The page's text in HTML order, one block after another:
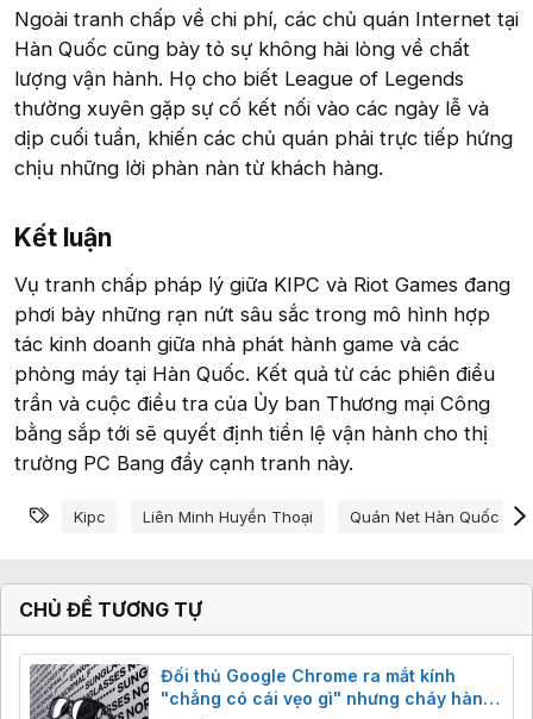
Ngoài tranh chấp về chi phí, các chủ quán Internet tại
Hàn Quốc cũng bày tỏ sự không hài lòng về chất
lượng vận hành. Họ cho biết League of Legends
thường xuyên gặp sự cố kết nối vào các ngày lễ và
dịp cuối tuần, khiến các chủ quán phải trực tiếp hứng
chịu những lời phàn nàn từ khách hàng.
Kết luận​
Vụ tranh chấp pháp lý giữa KIPC và Riot Games đang
phơi bày những rạn nứt sâu sắc trong mô hình hợp
tác kinh doanh giữa nhà phát hành game và các
phòng máy tại Hàn Quốc. Kết quả từ các phiên điều
trần và cuộc điều tra của Ủy ban Thương mại Công
bằng sắp tới sẽ quyết định tiền lệ vận hành cho thị
trường PC Bang đầy cạnh tranh này.
Từ khóa
Kipc Liên Minh Huyền Thoại Quán Net Hàn Quốc
CHỦ ĐỀ TƯƠNG TỰ
Đối thủ Google Chrome ra mắt kính
"chẳng có cái vẹo gì" nhưng cháy hàng